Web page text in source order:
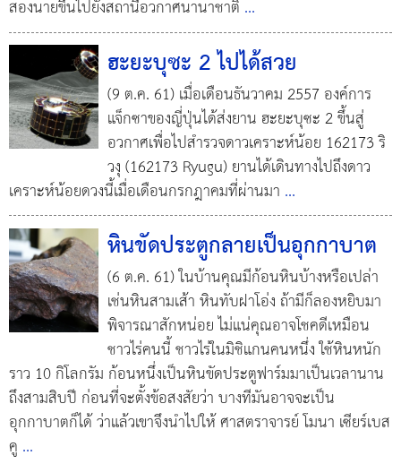
สองนายขึ้นไปยังสถานีอวกาศนานาชาติ ...
ฮะยะบุซะ 2 ไปได้สวย
(9 ต.ค. 61) เมื่อเดือนธันวาคม 2557 องค์การ
แจ็กซาของญี่ปุ่นได้ส่งยาน ฮะยะบุซะ 2 ขึ้นสู่
อวกาศเพื่อไปสำรวจดาวเคราะห์น้อย 162173 ริ
วงุ (162173 Ryugu) ยานได้เดินทางไปถึงดาว
เคราะห์น้อยดวงนี้เมื่อเดือนกรกฎาคมที่ผ่านมา ...
หินขัดประตูกลายเป็นอุกกาบาต
(6 ต.ค. 61) ในบ้านคุณมีก้อนหินบ้างหรือเปล่า
เช่นหินสามเส้า หินทับฝาโอ่ง ถ้ามีก็ลองหยิบมา
พิจารณาสักหน่อย ไม่แน่คุณอาจโชคดีเหมือน
ชาวไร่คนนี้ ชาวไร่ในมิชิแกนคนหนึ่ง ใช้หินหนัก
ราว 10 กิโลกรัม ก้อนหนึ่งเป็นหินขัดประตูฟาร์มมาเป็นเวลานาน
ถึงสามสิบปี ก่อนที่จะตั้งข้อสงสัยว่า บางทีมันอาจจะเป็น
อุกกาบาตก็ได้ ว่าแล้วเขาจึงนำไปให้ ศาสตราจารย์ โมนา เซียร์เบส
คู ...